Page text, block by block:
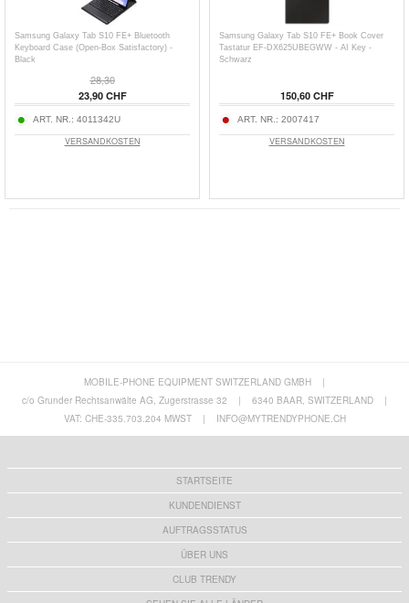
Samsung Galaxy Tab S10 FE+ Bluetooth
Keyboard Case (Open-Box Satisfactory) -
Black
28,30
23,90 CHF
ART. NR.: 4011342U
VERSANDKOSTEN
Samsung Galaxy Tab S10 FE+ Book Cover
Tastatur EF-DX625UBEGWW - AI Key -
Schwarz
150,60 CHF
ART. NR.: 2007417
VERSANDKOSTEN
MOBILE-PHONE EQUIPMENT SWITZERLAND GMBH
|
c/o Grunder Rechtsanwälte AG, Zugerstrasse 32
| 6340 BAAR, SWITZERLAND
|
VAT: CHE-335.703.204 MWST
| INFO@MYTRENDYPHONE.CH
STARTSEITE
KUNDENDIENST
AUFTRAGSSTATUS
ÜBER UNS
CLUB TRENDY